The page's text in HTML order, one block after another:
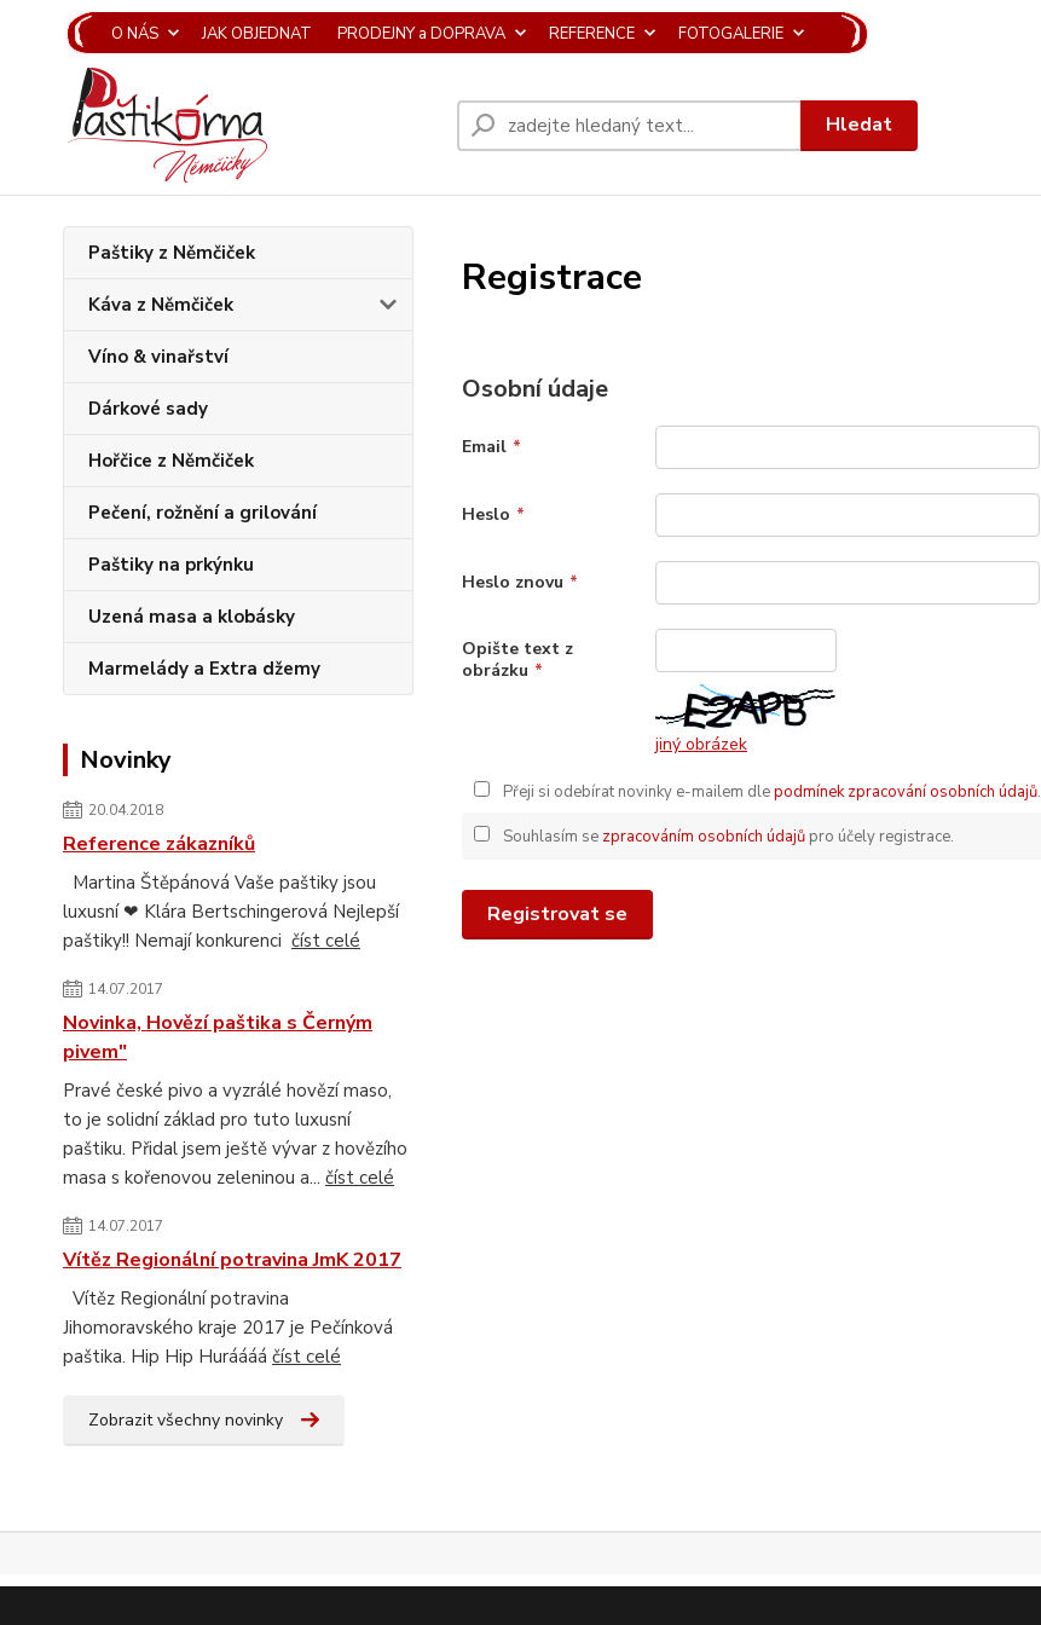
O NÁS JAK OBJEDNAT PRODEJNY a DOPRAVA REFERENCE FOTOGALERIE
Hledat
Paštiky z Němčiček
Káva z Němčiček
Víno & vinařství
Dárkové sady
Hořčice z Němčiček
Pečení, rožnění a grilování
Paštiky na prkýnku
Uzená masa a klobásky
Marmelády a Extra džemy
Novinky
20.04.2018
Reference zákazníků
Martina Štěpánová Vaše paštiky jsou
luxusní ❤ Klára Bertschingerová Nejlepší
paštiky!! Nemají konkurenci číst celé
14.07.2017
Novinka, Hovězí paštika s Černým
pivem"
Pravé české pivo a vyzrálé hovězí maso,
to je solidní základ pro tuto luxusní
paštiku. Přidal jsem ještě vývar z hovězího
masa s kořenovou zeleninou a... číst celé
14.07.2017
Vítěz Regionální potravina JmK 2017
Vítěz Regionální potravina
Jihomoravského kraje 2017 je Pečínková
paštika. Hip Hip Huráááá číst celé
Zobrazit všechny novinky
Registrace
Osobní údaje
Email *
Heslo *
Heslo znovu *
Opište text z
obrázku *
jiný obrázek
Přeji si odebírat novinky e-mailem dlepodmínek zpracování osobních údajů.
Souhlasím se zpracováním osobních údajůpro účely registrace.
Registrovat se